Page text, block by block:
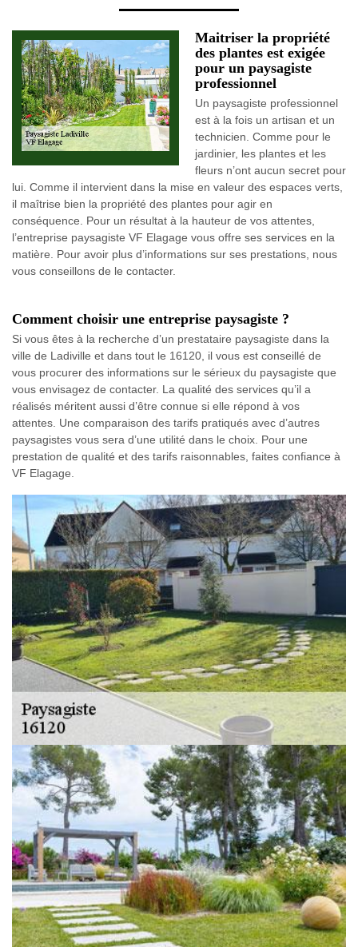
Maitriser la propriété
des plantes est exigée
pour un paysagiste
professionnel
Un paysagiste professionnel
est à la fois un artisan et un
technicien. Comme pour le
jardinier, les plantes et les
fleurs n’ont aucun secret pour
lui. Comme il intervient dans la mise en valeur des espaces verts,
il maîtrise bien la propriété des plantes pour agir en
conséquence. Pour un résultat à la hauteur de vos attentes,
l’entreprise paysagiste VF Elagage vous offre ses services en la
matière. Pour avoir plus d’informations sur ses prestations, nous
vous conseillons de le contacter.
Comment choisir une entreprise paysagiste ?
Si vous êtes à la recherche d’un prestataire paysagiste dans la
ville de Ladiville et dans tout le 16120, il vous est conseillé de
vous procurer des informations sur le sérieux du paysagiste que
vous envisagez de contacter. La qualité des services qu’il a
réalisés méritent aussi d’être connue si elle répond à vos
attentes. Une comparaison des tarifs pratiqués avec d’autres
paysagistes vous sera d’une utilité dans le choix. Pour une
prestation de qualité et des tarifs raisonnables, faites confiance à
VF Elagage.